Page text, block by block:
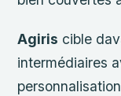
Agiris cible
intermédiaires